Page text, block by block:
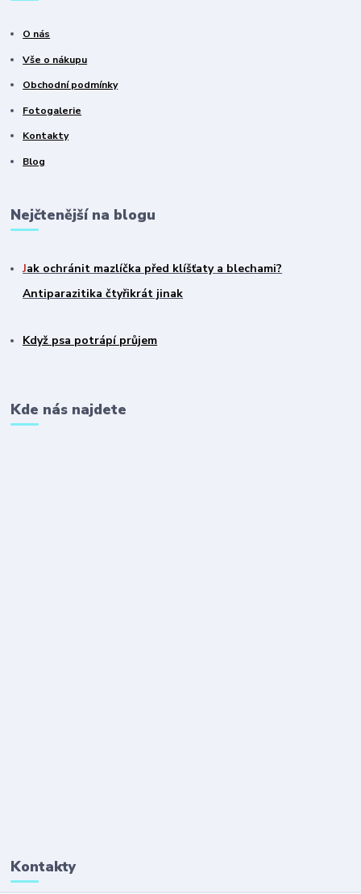
O nás
Vše o nákupu
Obchodní podmínky
Fotogalerie
Kontakty
Blog
Nejčtenější na blogu
Jak ochránit mazlíčka před klíšťaty a blechami?
Antiparazitika čtyřikrát jinak
Když psa potrápí průjem
Kde nás najdete
Kontakty